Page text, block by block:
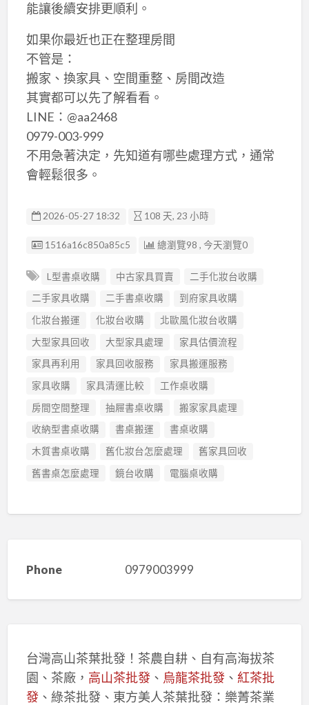
能讓後續安排更順利。
如果你最近也正在整理房間
不管是：
搬家、換家具、空間重整、房間改造
其實都可以先了解看看。
LINE：@aa2468
0979-003-999
不用急著決定，先知道有哪些處理方式，通常
會輕鬆很多。
2026-05-27 18:32 108 天, 23 小時
廣告编號
1516a16c850a85c5 總瀏覽98 , 今天瀏覽0
L型書桌收購 中古家具買賣
二手化妝台收購
二手家具收購
二手書桌收購
到府家具收購
化妝台搬運
化妝台收購
北歐風化妝台收購
大型家具回收
大型家具處理
家具估價流程
家具再利用
家具回收服務
家具搬運服務
家具收購
家具清運比較
工作桌收購
房間空間整理
抽屜書桌收購
搬家家具處理
收納型書桌收購
書桌搬運
書桌收購
木質書桌收購
舊化妝台怎麼處理
舊家具回收
舊書桌怎麼處理
鏡台收購 電腦桌收購
Phone 0979003999
台灣高山茶葉批發！茶農自耕、自有高海拔茶
園、茶廠， 高山茶批發、 烏龍茶批發、 紅茶批
發、綠茶批發、東方美人茶葉批發：樂菁茶業